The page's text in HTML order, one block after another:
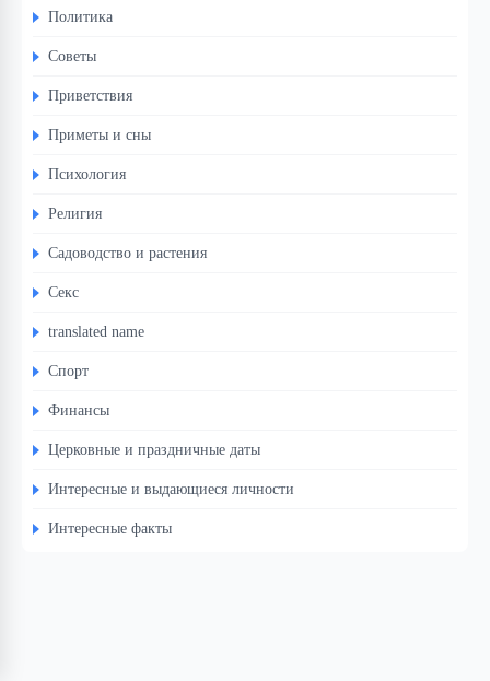
Политика
Советы
Приветствия
Приметы и сны
Психология
Религия
Садоводство и растения
Секс
translated name
Спорт
Финансы
Церковные и праздничные даты
Интересные и выдающиеся личности
Интересные факты